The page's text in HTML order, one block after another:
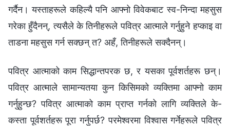
गर्दैन। यस्ताहरूले कहिल्यै पनि आफ्नो विवेकबाट स्व-निन्दा महसुस
गरेका हुँदैनन्, त्यसैले के तिनीहरूले पवित्र आत्माले गर्नुहुने हप्काइ वा
ताडना महसुस गर्न सक्छन् त? अहँ, तिनीहरूले सक्दैनन्।
पवित्र आत्माको काम सिद्धान्तपरक छ, र यसका पूर्वशर्तहरू छन्।
पवित्र आत्माले सामान्यतया कुन किसिमको व्यक्तिमा आफ्नो काम
गर्नुहुन्छ? पवित्र आत्माको काम प्राप्त गर्नको लागि व्यक्तिले के-
कस्ता पूर्वशर्तहरू पूरा गर्नुपर्छ? परमेश्‍वरमा विश्‍वास गर्नेहरूले पवित्र